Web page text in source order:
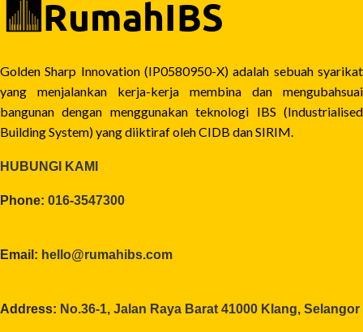
Golden Sharp Innovation (IP0580950-X) adalah sebuah syarikat
yang menjalankan kerja-kerja membina dan mengubahsuai
bangunan dengan menggunakan teknologi IBS (Industrialised
Building System) yang diiktiraf oleh CIDB dan SIRIM.
HUBUNGI KAMI
Phone: 016-3547300
Email: hello@rumahibs.com
Address: No.36-1, Jalan Raya Barat 41000 Klang, Selangor